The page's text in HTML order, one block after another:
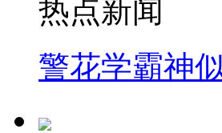
热点新闻
警花学霸神